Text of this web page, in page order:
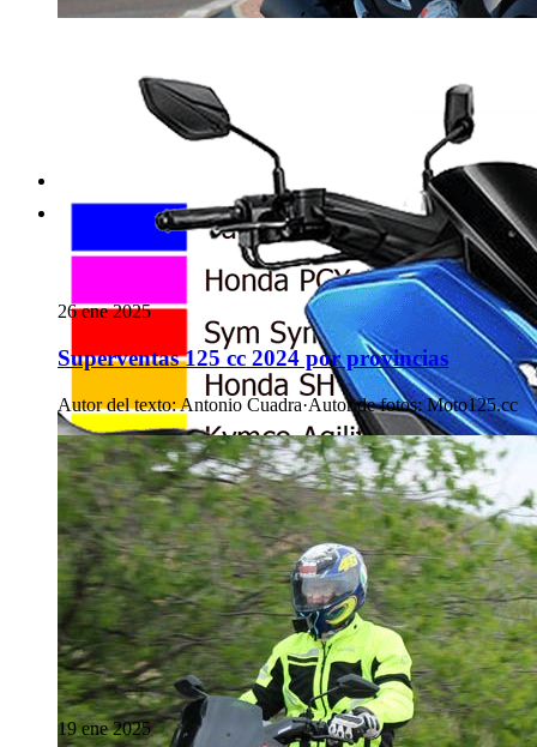
26 ene 2025
Superventas 125 cc 2024 por provincias
Autor del texto:Antonio Cuadra·Autor de fotos: Moto125.cc
19 ene 2025